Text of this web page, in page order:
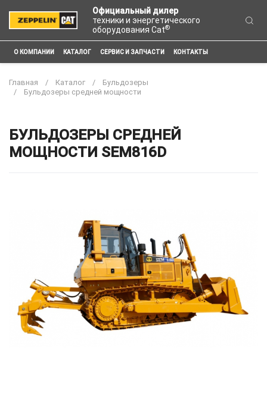
Официальный дилер
техники и энергетического
оборудования Cat®
О КОМПАНИИ КАТАЛОГ СЕРВИС И ЗАПЧАСТИ КОНТАКТЫ
Главная Каталог
Бульдозеры
Бульдозеры средней мощности
БУЛЬДОЗЕРЫ СРЕДНЕЙ
МОЩНОСТИ SEM816D